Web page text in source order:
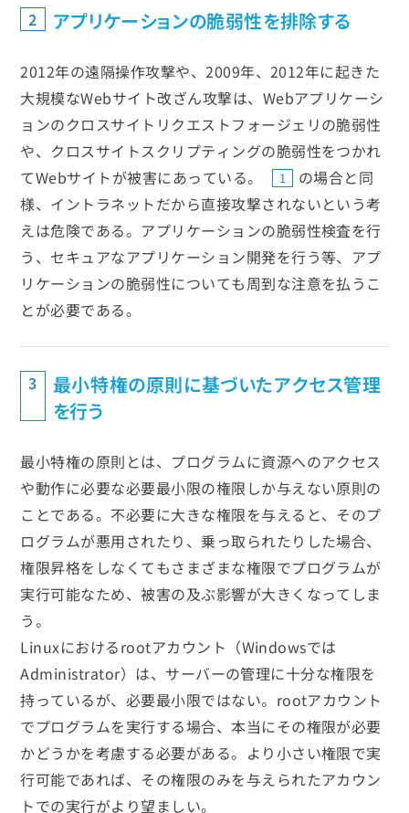
2 アプリケーションの脆弱性を排除する
2012年の遠隔操作攻撃や、2009年、2012年に起きた
大規模なWebサイト改ざん攻撃は、Webアプリケーシ
ョンのクロスサイトリクエストフォージェリの脆弱性
や、クロスサイトスクリプティングの脆弱性をつかれ
てWebサイトが被害にあっている。
1
の場合と同
様、イントラネットだから直接攻撃されないという考
えは危険である。アプリケーションの脆弱性検査を行
う、セキュアなアプリケーション開発を行う等、アプ
リケーションの脆弱性についても周到な注意を払うこ
とが必要である。
3
最小特権の原則に基づいたアクセス管理
を行う
最小特権の原則とは、プログラムに資源へのアクセス
や動作に必要な必要最小限の権限しか与えない原則の
ことである。不必要に大きな権限を与えると、そのプ
ログラムが悪用されたり、乗っ取られたりした場合、
権限昇格をしなくてもさまざまな権限でプログラムが
実行可能なため、被害の及ぶ影響が大きくなってしま
う。
Linuxにおけるrootアカウント（Windowsでは
Administrator）は、サーバーの管理に十分な権限を
持っているが、必要最小限ではない。rootアカウント
でプログラムを実行する場合、本当にその権限が必要
かどうかを考慮する必要がある。より小さい権限で実
行可能であれば、その権限のみを与えられたアカウン
トでの実行がより望ましい。